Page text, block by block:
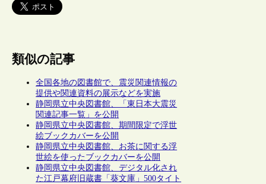
類似の記事
全国各地の図書館で、震災関連情報の
提供や関連資料の展示などを実施
静岡県立中央図書館、「東日本大震災
関連記事一覧」を公開
静岡県立中央図書館、期間限定で浮世
絵ブックカバーを公開
静岡県立中央図書館、お茶に関する浮
世絵を使ったブックカバーを公開
静岡県立中央図書館、デジタル化され
た江戸幕府旧蔵書「葵文庫」500タイト